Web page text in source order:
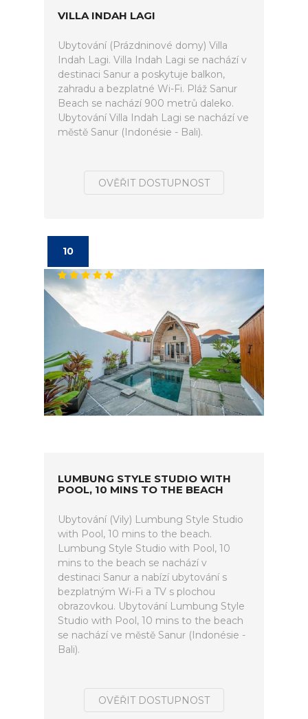
VILLA INDAH LAGI
Ubytování (Prázdninové domy) Villa
Indah Lagi. Villa Indah Lagi se nachází v
destinaci Sanur a poskytuje balkon,
zahradu a bezplatné Wi-Fi. Pláž Sanur
Beach se nachází 900 metrů daleko.
Ubytování Villa Indah Lagi se nachází ve
městě Sanur (Indonésie - Bali).
OVĚŘIT DOSTUPNOST
10
LUMBUNG STYLE STUDIO WITH
POOL, 10 MINS TO THE BEACH
Ubytování (Vily) Lumbung Style Studio
with Pool, 10 mins to the beach.
Lumbung Style Studio with Pool, 10
mins to the beach se nachází v
destinaci Sanur a nabízí ubytování s
bezplatným Wi-Fi a TV s plochou
obrazovkou. Ubytování Lumbung Style
Studio with Pool, 10 mins to the beach
se nachází ve městě Sanur (Indonésie -
Bali).
OVĚŘIT DOSTUPNOST